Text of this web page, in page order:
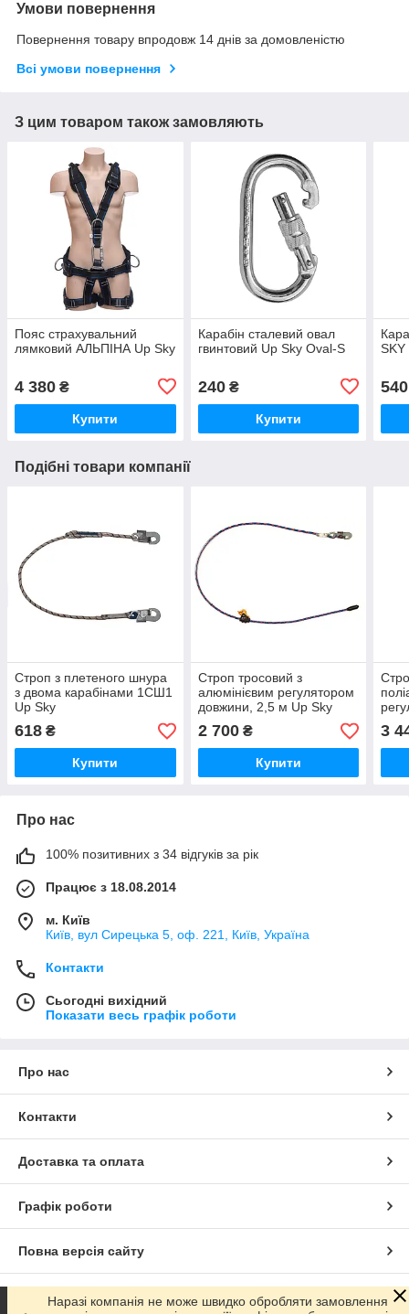
Умови повернення
Повернення товару впродовж 14 днів за домовленістю
Всі умови повернення
З цим товаром також замовляють
Пояс страхувальний
лямковий АЛЬПІНА Up Sky
4 380 ₴
Купити
Карабін сталевий овал
гвинтовий Up Sky Oval-S
240₴
Купити
SKY
540
Подібні товари компанії
Строп з плетеного шнура
з двома карабінами 1CШ1
Up Sky
618 ₴
Купити
Строп тросовий з
алюмінієвим регулятором
довжини, 2,5 м Up Sky
2 700₴
Купити
3
Про нас
100% позитивних з 34 відгуків за рік
Працює з 18.08.2014
м. Київ
Київ, вул Сирецька 5, оф. 221, Київ, Україна
Контакти
Сьогодні вихідний
Показати весь графік роботи
Про нас
Контакти
Доставка та оплата
Графік роботи
Повна версія сайту
Сайт створено на маркетплейсіProm.ua
Наразі компанія не може швидко обробляти замовлення